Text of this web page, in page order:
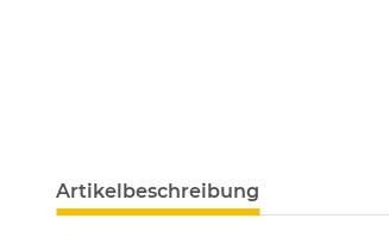
Artikelbeschreibung